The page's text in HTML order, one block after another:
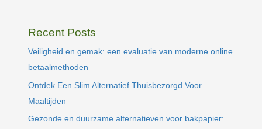
Recent Posts
Veiligheid en gemak: een evaluatie van moderne online
betaalmethoden
Ontdek Een Slim Alternatief Thuisbezorgd Voor
Maaltijden
Gezonde en duurzame alternatieven voor bakpapier: